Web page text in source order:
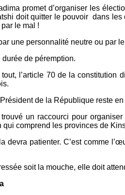
promet d’organiser les
doit quitter le pouvoir dans
le mal !
une personnalité neutre ou par
de péremption.
tout, l’article 70 de la
de la République reste
un raccourci pour
qui comprend les provinces de
devra patienter. C’est comme
soit la mouche, elle doit